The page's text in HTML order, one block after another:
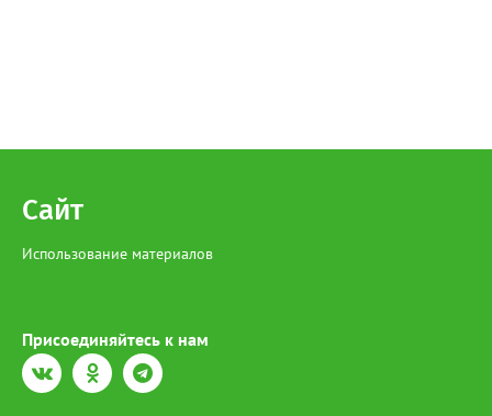
Сайт
Использование материалов
Присоединяйтесь к нам